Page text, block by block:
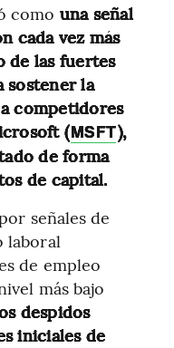
como una señal
cada vez más
de las fuertes
sostener la
competidores
(MSFT),
de forma
de capital.
señales de
laboral
de empleo
más bajo
despidos
iniciales de